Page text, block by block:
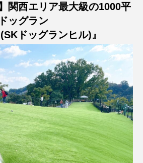
関西エリア最大級の1000平
ッグラン
ドッグランヒル)』